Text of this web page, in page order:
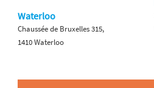
Waterloo
Chaussée de Bruxelles 315,
1410 Waterloo